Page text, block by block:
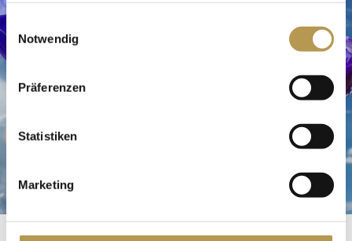
Einwilligungsauswahl
Notwendig
Präferenzen
Statistiken
Marketing